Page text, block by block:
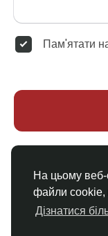
На цьому веб-
файли cookie,
Дізнатися
Пам'ятати
Немає